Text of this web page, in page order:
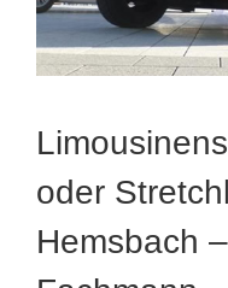
oder
Hemsbach